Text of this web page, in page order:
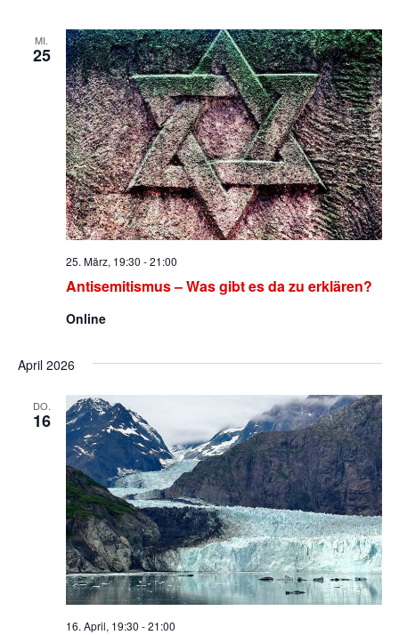
MI.
25
Antisemitismus – Was gibt es da zu erklären?
25. März, 19:30 -21:00
Online
April 2026
DO.
16
16. April, 19:30 -21:00